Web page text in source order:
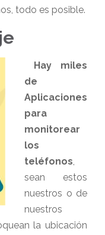
todo es posible.
Hay miles
de
Aplicaciones
para
monitorear
los
teléfonos,
sean estos
nuestros o de
nuestros
la ubicación